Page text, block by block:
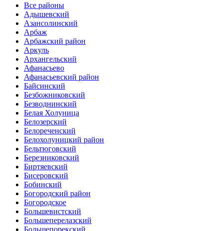
Все районы
Адышевский
Азансолинский
Арбаж
Арбажский район
Аркуль
Архангельский
Афанасьево
Афанасьевский район
Байсинский
Безбожниковский
Безводнинский
Белая Холуница
Белозерский
Белореченский
Белохолуницкий район
Бельтюговский
Березниковский
Биртяевский
Бисеровский
Бобинский
Богородский район
Богородское
Большевистский
Большеперелазский
Большепорекский